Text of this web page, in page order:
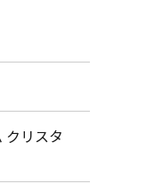
クリスタ